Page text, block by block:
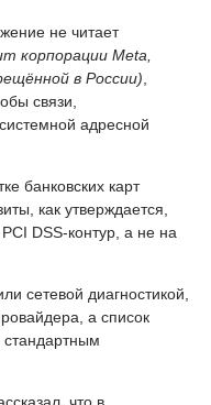
не читает
корпорации Meta,
в России)
связи,
адресной
банковских карт
как утверждается,
DSS-контур, а не на
сетевой диагностикой,
а список
что в